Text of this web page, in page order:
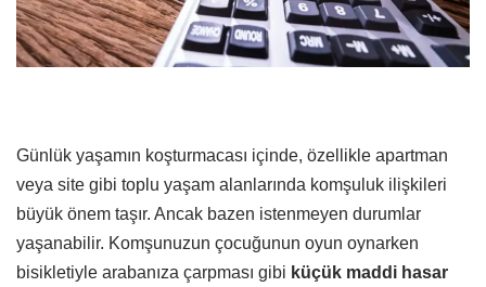
Günlük yaşamın koşturmacası içinde, özellikle apartman
veya site gibi toplu yaşam alanlarında komşuluk ilişkileri
büyük önem taşır. Ancak bazen istenmeyen durumlar
yaşanabilir. Komşunuzun çocuğunun oyun oynarken
bisikletiyle arabanıza çarpması gibi küçük maddi hasar